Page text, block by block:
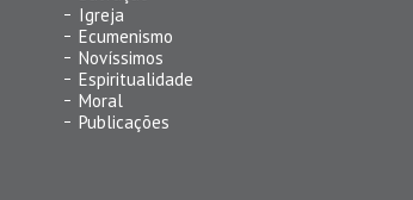
Igreja
Ecumenismo
Novíssimos
Espiritualidade
Moral
Publicações